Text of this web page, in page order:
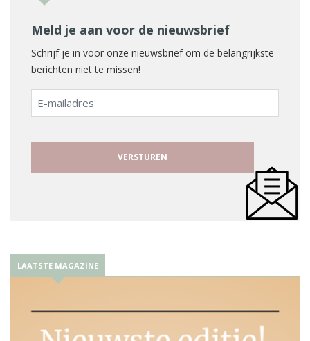
Meld je aan voor de nieuwsbrief
Schrijf je in voor onze nieuwsbrief om de belangrijkste
berichten niet te missen!
E-
mailadres
LAATSTE MAGAZINE